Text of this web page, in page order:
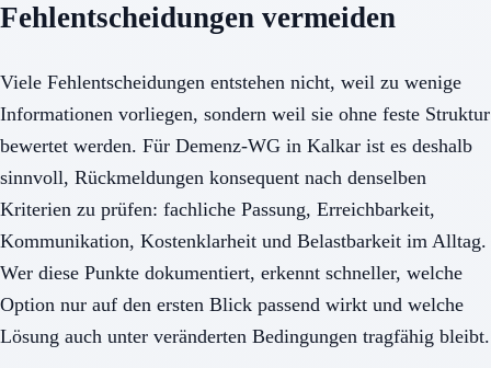
Fehlentscheidungen vermeiden
Viele Fehlentscheidungen entstehen nicht, weil zu wenige
Informationen vorliegen, sondern weil sie ohne feste Struktur
bewertet werden. Für Demenz-WG in Kalkar ist es deshalb
sinnvoll, Rückmeldungen konsequent nach denselben
Kriterien zu prüfen: fachliche Passung, Erreichbarkeit,
Kommunikation, Kostenklarheit und Belastbarkeit im Alltag.
Wer diese Punkte dokumentiert, erkennt schneller, welche
Option nur auf den ersten Blick passend wirkt und welche
Lösung auch unter veränderten Bedingungen tragfähig bleibt.